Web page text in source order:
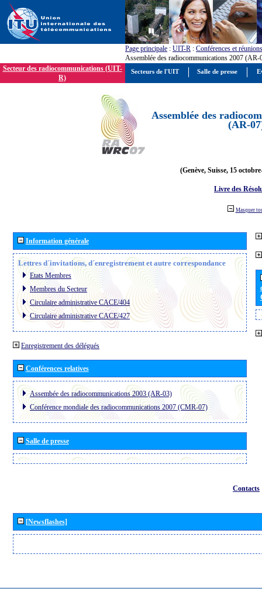
Page principale : UIT-R : Conférences et réunions
Assemblée des radiocommunications 2007 (AR-
Secteur des radiocommunications (UIT-
R)
Assemblée des
(AR-
(Genève, Suisse, 15
Livre des
Masquer
Information générale
Lettres d´invitations, d´enregistrement et autre correspondance
Etats Membres
Membres du Secteur
Circulaire administrative CACE/404
Circulaire administrative CACE/427
Enregistrement des délégués
Conférences relatives
Assembée des radiocommunications 2003 (AR-03)
Conférence mondiale des radiocommunications 2007 (CMR-07)
Salle de presse
Contacts
[Newsflashes]
Secteurs de l'UIT Salle de presse